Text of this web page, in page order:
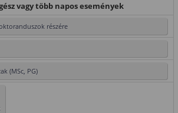
vagy több napos események
részére
(MSc, PG)